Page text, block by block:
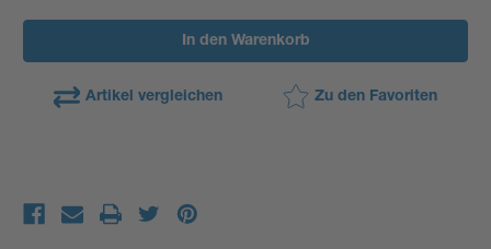
Artikel vergleichen Zu den Favoriten